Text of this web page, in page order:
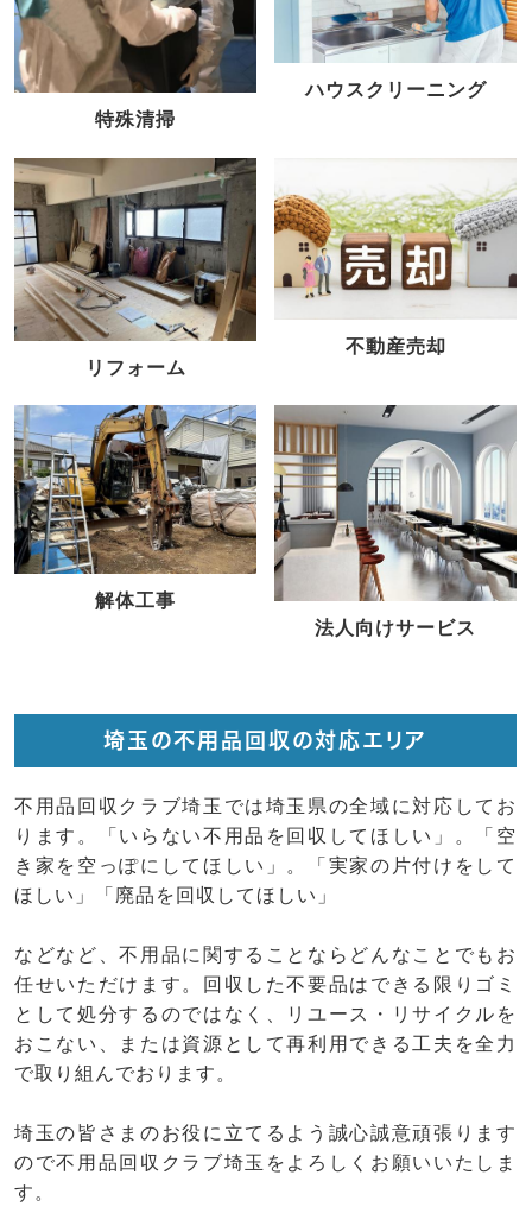
特殊清掃
ハウスクリーニング
リフォーム
不動産売却
解体工事
法人向けサービス
埼玉の不用品回収の対応エリア
不用品回収クラブ埼玉では埼玉県の全域に対応してお
ります。「いらない不用品を回収してほしい」。「空
き家を空っぽにしてほしい」。「実家の片付けをして
ほしい」「廃品を回収してほしい」
などなど、不用品に関することならどんなことでもお
任せいただけます。回収した不要品はできる限りゴミ
として処分するのではなく、リユース・リサイクルを
おこない、または資源として再利用できる工夫を全力
で取り組んでおります。
埼玉の皆さまのお役に立てるよう誠心誠意頑張ります
ので不用品回収クラブ埼玉をよろしくお願いいたしま
す。